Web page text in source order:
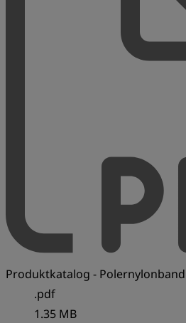
Produktkatalog - Polernylonband
.pdf
1.35 MB